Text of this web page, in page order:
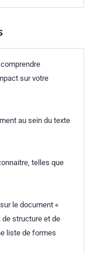
sur votre
au sein du texte
telles que
le document «
de structure et de
liste de formes